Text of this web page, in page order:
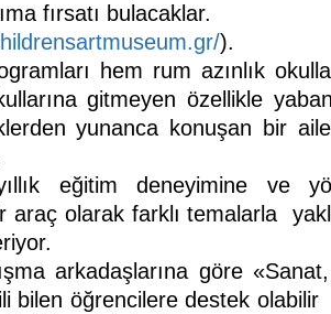
fırsatı bulacaklar.
).
hem rum azınlık
gitmeyen özellikle
yunanca konuşan bir
eğitim deneyimine ve
araç olarak farklı temalarla
arkadaşlarına göre
bilen öğrencilere destek